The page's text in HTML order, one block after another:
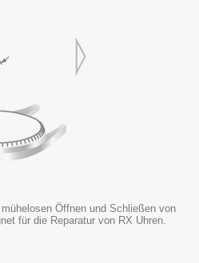
Öffnen und Schließen von
für die Reparatur von RX Uhren.